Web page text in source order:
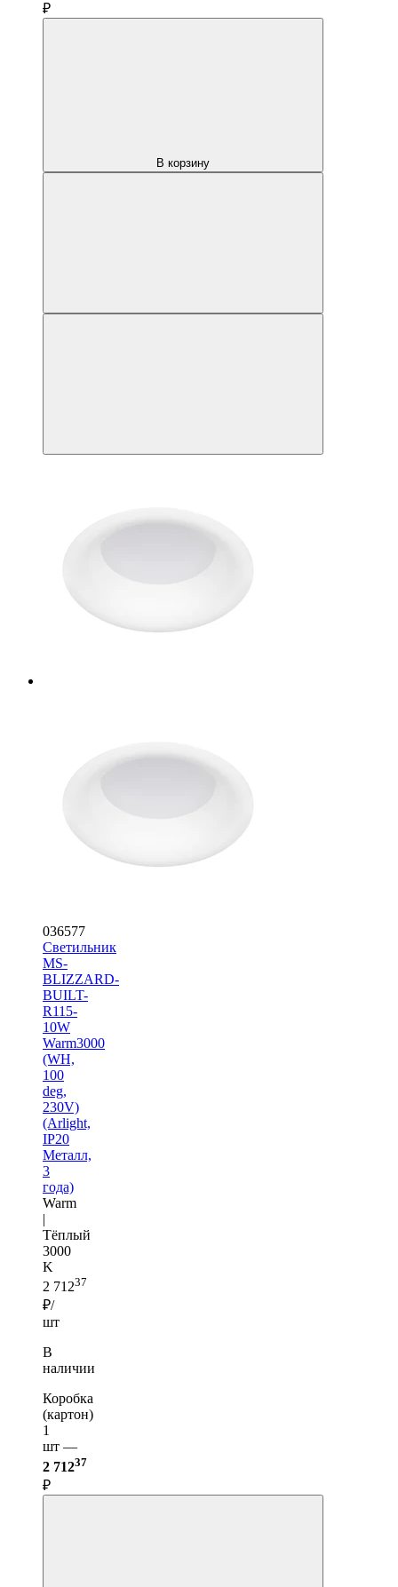
₽
В корзину
036577
Светильник
MS-
BLIZZARD-
BUILT-
R115-
10W
Warm3000
(WH,
100
deg,
230V)
(Arlight,
IP20
Металл,
3
года)
Warm
|
Тёплый
3000
K
2 71237
₽/
шт
В
наличии
Коробка
(картон)
1
шт —
2 71237
₽